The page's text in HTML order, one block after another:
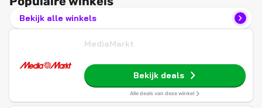
Bekijk alle winkels
MediaMarkt
Bekijk deals
Alle deals van deze winkel